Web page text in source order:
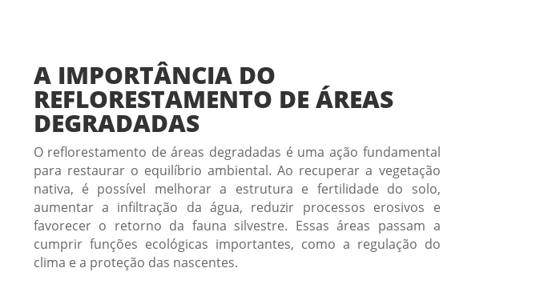
A IMPORTÂNCIA DO
REFLORESTAMENTO DE ÁREAS
DEGRADADAS
O reflorestamento de áreas degradadas é uma ação fundamental
para restaurar o equilíbrio ambiental. Ao recuperar a vegetação
nativa, é possível melhorar a estrutura e fertilidade do solo,
aumentar a infiltração da água, reduzir processos erosivos e
favorecer o retorno da fauna silvestre. Essas áreas passam a
cumprir funções ecológicas importantes, como a regulação do
clima e a proteção das nascentes.